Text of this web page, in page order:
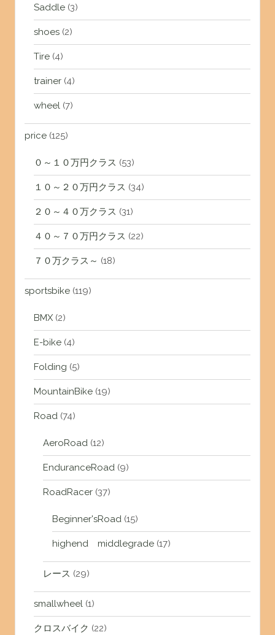
Saddle(3)
shoes(2)
Tire(4)
trainer(4)
wheel(7)
price(125)
０～１０万円クラス (53)
１０～２０万円クラス (34)
２０～４０万クラス (31)
４０～７０万円クラス (22)
７０万クラス～ (18)
sportsbike(119)
BMX(2)
E-bike(4)
Folding (5)
MountainBike(19)
Road(74)
AeroRoad(12)
EnduranceRoad(9)
RoadRacer(37)
Beginner'sRoad(15)
highend middlegrade(17)
レース (29)
smallwheel(1)
クロスバイク (22)